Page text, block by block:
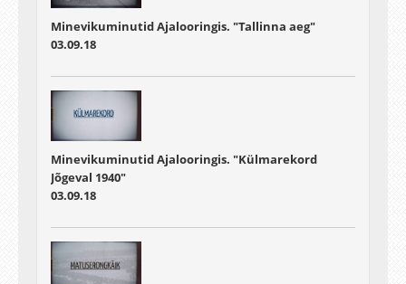
Minevikuminutid Ajalooringis. "Tallinna aeg"
03.09.18
Minevikuminutid Ajalooringis. "Külmarekord
Jõgeval 1940"
03.09.18